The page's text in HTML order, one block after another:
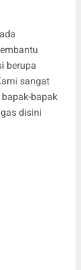
berupa
sangat
bapak
disini